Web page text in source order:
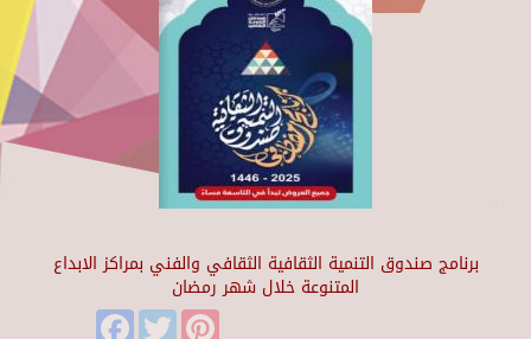
برنامج صندوق التنمية الثقافية الثقافي والفني بمراكز الابداع
المتنوعة خلال شهر رمضان
FacebookTwitter